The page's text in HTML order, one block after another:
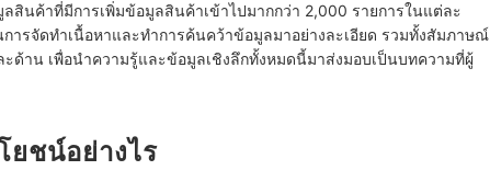
ต่แบบขวดพร้อมดื่มจะได้ประโยชน์สูงกว่าแบบผงหรือชา
สินค้าที่มีการเพิ่มข้อมูลสินค้าเข้าไปมากกว่า 2,000 รายการในแต่ละ
การจัดทำเนื้อหาและทำการค้นคว้าข้อมูลมาอย่างละเอียด รวมทั้งสัมภาษณ์
ด้าน เพื่อนำความรู้และข้อมูลเชิงลึกทั้งหมดนี้มาส่งมอบเป็นบทความที่ผู้
ยชน์อย่างไร